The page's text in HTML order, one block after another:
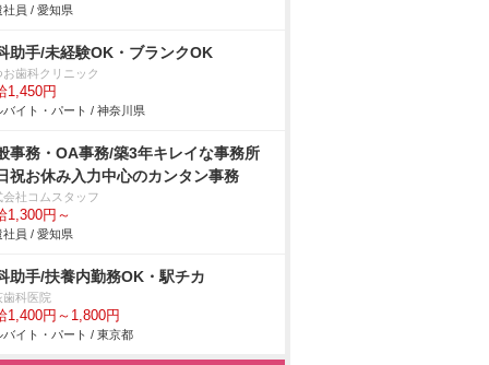
社員 / 愛知県
助手/未経験OK・ブランクOK
お歯科クリニック
1,450円
バイト・パート / 神奈川県
事務・OA事務/築3年キレイな事務所
祝お休み入力中心のカンタン事務
会社コムスタッフ
1,300円～
社員 / 愛知県
助手/扶養内勤務OK・駅チカ
歯科医院
1,400円～1,800円
バイト・パート / 東京都